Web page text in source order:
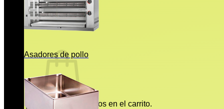
No hay productos en el carrito.
Asadores de pollo